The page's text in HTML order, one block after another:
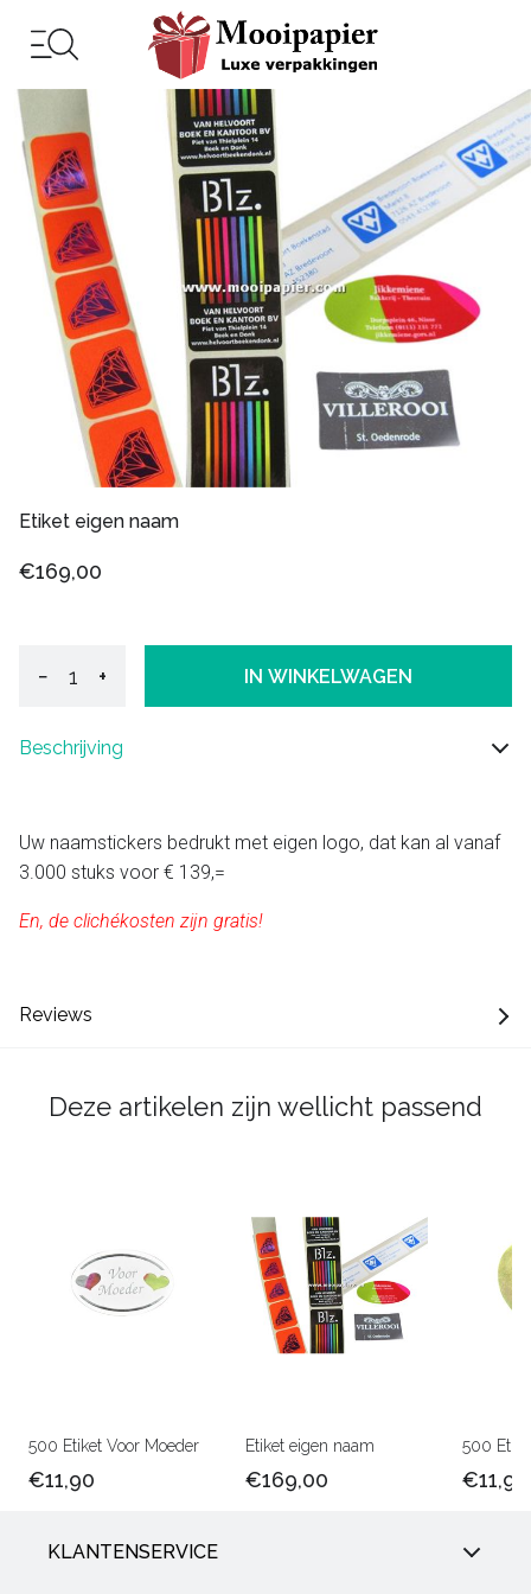
Etiket eigen naam
€169,00
− + IN WINKELWAGEN
Beschrijving
Uw naamstickers bedrukt met eigen logo, dat kan al vanaf
3.000 stuks voor € 139,=
En, de clichékosten zijn gratis!
Reviews
Deze artikelen zijn wellicht passend
500 Etiket Voor Moeder
€11,90
Etiket eigen naam
€169,00
500
€11,90
KLANTENSERVICE